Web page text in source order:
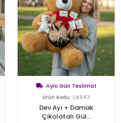
Aynı Gün Teslimat
Ürün Kodu: CK943
Dev Ayı + Damak
Çikolatalı Gül...